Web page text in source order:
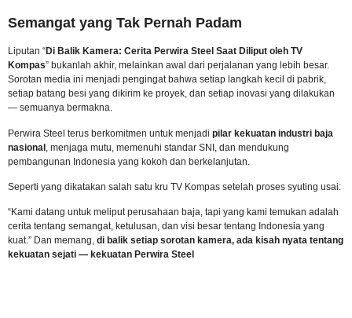
Semangat yang Tak Pernah Padam
Liputan “Di Balik Kamera: Cerita Perwira Steel Saat Diliput oleh TV
Kompas” bukanlah akhir, melainkan awal dari perjalanan yang lebih besar.
Sorotan media ini menjadi pengingat bahwa setiap langkah kecil di pabrik,
setiap batang besi yang dikirim ke proyek, dan setiap inovasi yang dilakukan
— semuanya bermakna.
Perwira Steel terus berkomitmen untuk menjadi pilar kekuatan industri baja
nasional , menjaga mutu, memenuhi standar SNI, dan mendukung
pembangunan Indonesia yang kokoh dan berkelanjutan.
Seperti yang dikatakan salah satu kru TV Kompas setelah proses syuting usai:
“Kami datang untuk meliput perusahaan baja, tapi yang kami temukan adalah
cerita tentang semangat, ketulusan, dan visi besar tentang Indonesia yang
kuat.” Dan memang, di balik setiap sorotan kamera, ada kisah nyata tentang
kekuatan sejati — kekuatan Perwira Steel